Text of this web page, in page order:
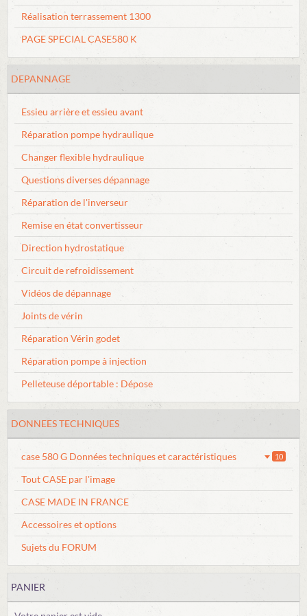
Réalisation terrassement 1300
PAGE SPECIAL CASE580 K
DEPANNAGE
Essieu arrière et essieu avant
Réparation pompe hydraulique
Changer flexible hydraulique
Questions diverses dépannage
Réparation de l'inverseur
Remise en état convertisseur
Direction hydrostatique
Circuit de refroidissement
Vidéos de dépannage
Joints de vérin
Réparation Vérin godet
Réparation pompe à injection
Pelleteuse déportable : Dépose
DONNEES TECHNIQUES
case 580 G Données techniques et caractéristiques 10
Tout CASE par l'image
CASE MADE IN FRANCE
Accessoires et options
Sujets du FORUM
PANIER